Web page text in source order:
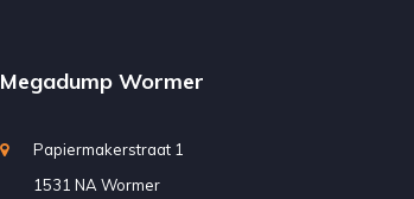
Megadump Wormer
Papiermakerstraat 1
1531 NA Wormer